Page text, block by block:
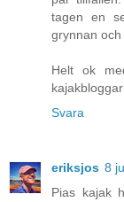
tagen en
grynnan och
Helt ok
Svara
eriksjos 8
Pias kajak